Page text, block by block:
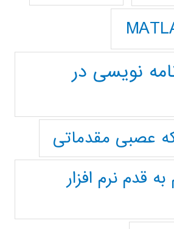
نویسی در
عصبی مقدماتی
قدم نرم افزار